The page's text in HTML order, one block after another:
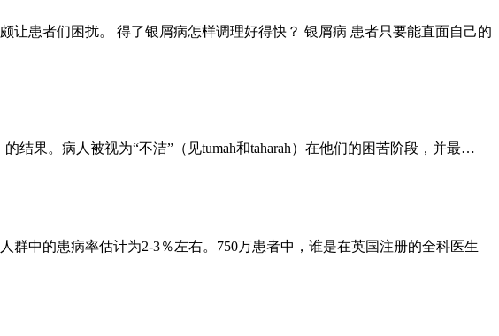
患者们困扰。 得了银屑病怎样调理好得快？ 银屑病 患者只要能直面自己的
结果。病人被视为“不洁”（见tumah和taharah）在他们的困苦阶段，并最…
中的患病率估计为2-3％左右。750万患者中，谁是在英国注册的全科医生